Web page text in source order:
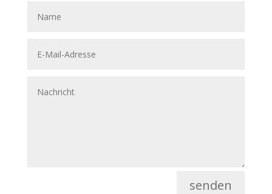
senden